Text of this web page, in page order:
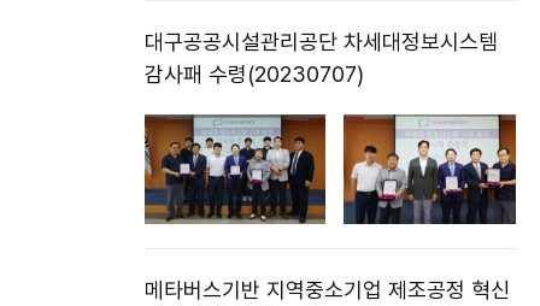
대구공공시설관리공단 차세대정보시스템
감사패 수령(20230707)
메타버스기반 지역중소기업 제조공정 혁신